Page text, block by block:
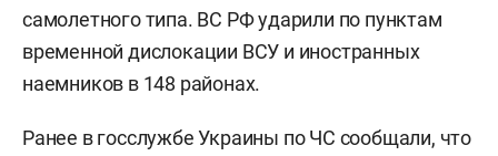
самолетного типа. ВС РФ ударили по пунктам
временной дислокации ВСУ и иностранных
наемников в 148 районах.
Ранее в госслужбе Украины по ЧС сообщали, что